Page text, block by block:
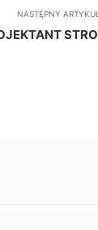
NASTĘPNY ARTYKUŁ